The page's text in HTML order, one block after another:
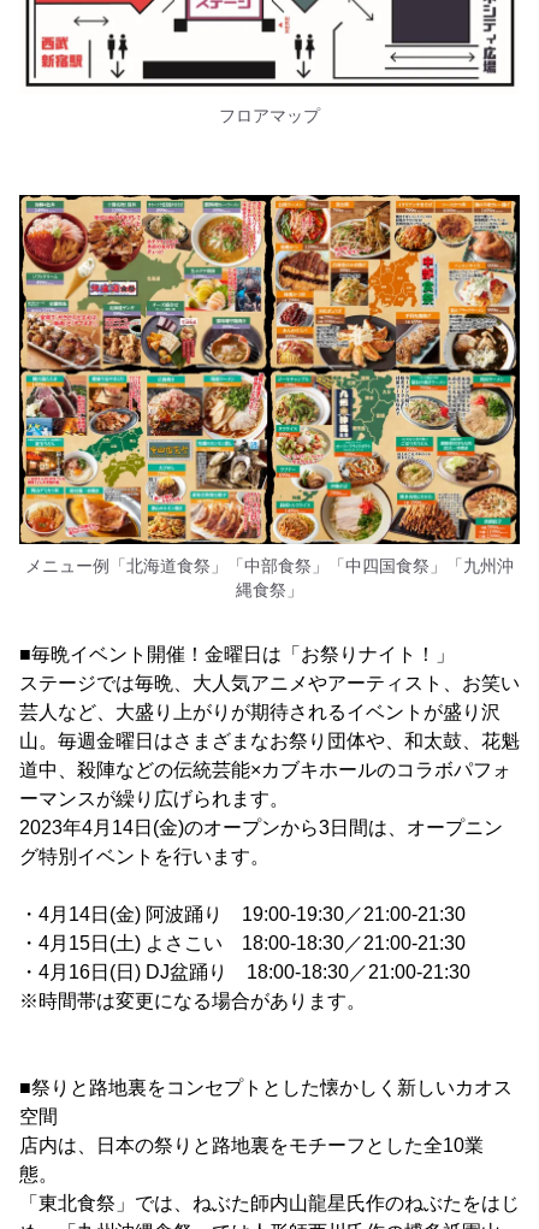
フロアマップ
メニュー例「北海道食祭」「中部食祭」「中四国食祭」「九州沖
縄食祭」
■毎晩イベント開催！金曜日は「お祭りナイト！」
ステージでは毎晩、大人気アニメやアーティスト、お笑い
芸人など、大盛り上がりが期待されるイベントが盛り沢
山。毎週金曜日はさまざまなお祭り団体や、和太鼓、花魁
道中、殺陣などの伝統芸能×カブキホールのコラボパフォ
ーマンスが繰り広げられます。
2023年4月14日(金)のオープンから3日間は、オープニン
グ特別イベントを行います。
・4月14日(金) 阿波踊り 19:00-19:30／21:00-21:30
・4月15日(土) よさこい 18:00-18:30／21:00-21:30
・4月16日(日) DJ盆踊り 18:00-18:30／21:00-21:30
※時間帯は変更になる場合があります。
■祭りと路地裏をコンセプトとした懐かしく新しいカオス
空間
店内は、日本の祭りと路地裏をモチーフとした全10業
態。
「東北食祭」では、ねぶた師内山龍星氏作のねぶたをはじ